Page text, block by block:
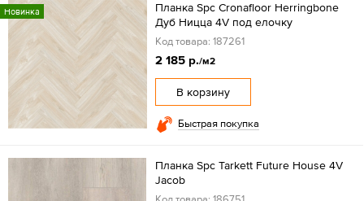
Новинка
Планка Spc Cronafloor Herringbone
Дуб Ницца 4V под елочку
Код товара: 187261
2 185 р./м2
В корзину
Быстрая покупка
Планка Spc Tarkett Future House 4V
Jacob